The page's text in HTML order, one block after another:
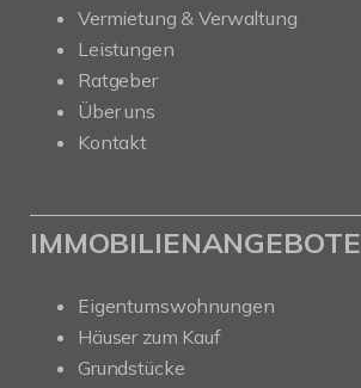
Vermietung & Verwaltung
Leistungen
Ratgeber
Über uns
Kontakt
IMMOBILIENANGEBOTE
Eigentumswohnungen
Häuser zum Kauf
Grundstücke